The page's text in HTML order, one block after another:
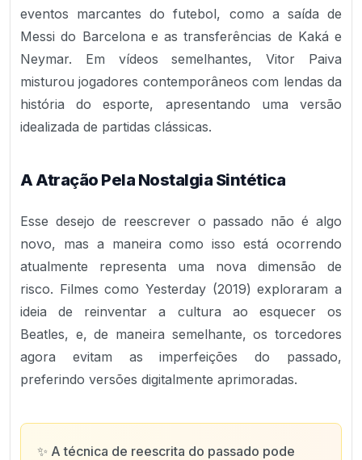
eventos marcantes do futebol, como a saída de
Messi do Barcelona e as transferências de Kaká e
Neymar. Em vídeos semelhantes, Vitor Paiva
misturou jogadores contemporâneos com lendas da
história do esporte, apresentando uma versão
idealizada de partidas clássicas.
A Atração Pela Nostalgia Sintética
Esse desejo de reescrever o passado não é algo
novo, mas a maneira como isso está ocorrendo
atualmente representa uma nova dimensão de
risco. Filmes como Yesterday (2019) exploraram a
ideia de reinventar a cultura ao esquecer os
Beatles, e, de maneira semelhante, os torcedores
agora evitam as imperfeições do passado,
preferindo versões digitalmente aprimoradas.
✨ A técnica de reescrita do passado pode